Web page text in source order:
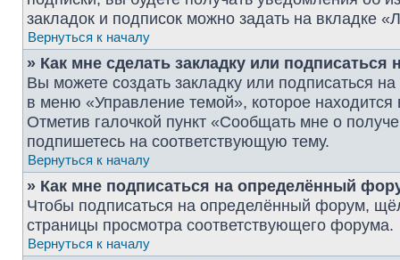
закладок и подписок можно задать на вкладке
Вернуться к началу
» Как мне сделать закладку или
Вы можете создать закладку или подписаться
в меню «Управление темой», которое
Отметив галочкой пункт «Сообщать мне о
подпишетесь на соответствующую тему.
Вернуться к началу
» Как мне подписаться на определённый
Чтобы подписаться на определённый форум,
страницы просмотра соответствующего форума.
Вернуться к началу